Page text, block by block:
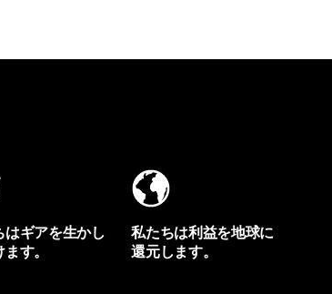
はギアを生かし
す。
私たちは利益を地球に
還元します。